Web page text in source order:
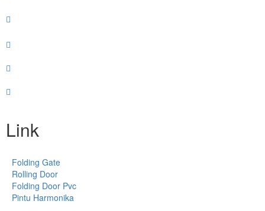
Link
Folding Gate
Rolling Door
Folding Door Pvc
Pintu Harmonika